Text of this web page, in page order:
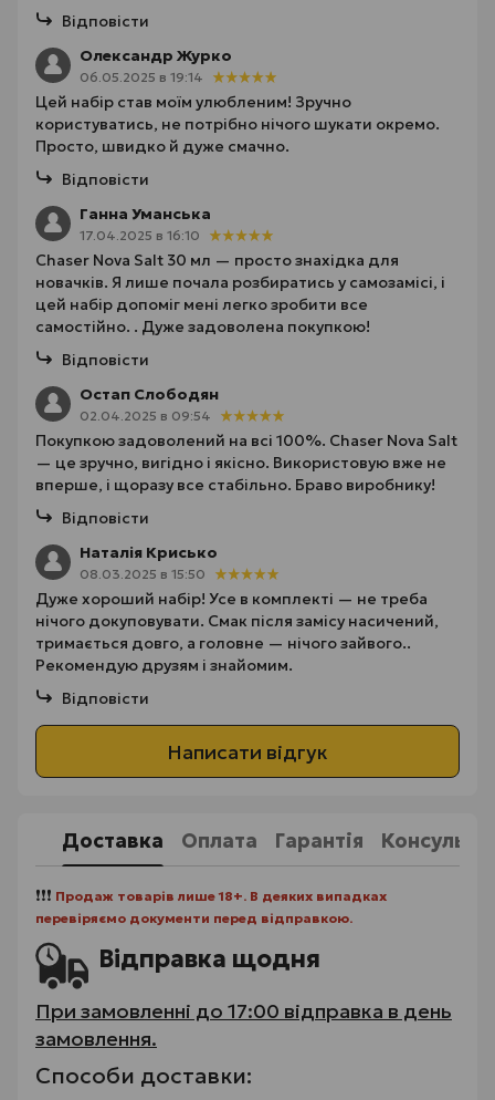
Відповісти
Олександр Журко
06.05.2025 в 19:14
Цей набір став моїм улюбленим! Зручно
користуватись, не потрібно нічого шукати окремо.
Просто, швидко й дуже смачно.
Відповісти
Ганна Уманська
17.04.2025 в 16:10
Chaser Nova Salt 30 мл — просто знахідка для
новачків. Я лише почала розбиратись у самозамісі, і
цей набір допоміг мені легко зробити все
самостійно. . Дуже задоволена покупкою!
Відповісти
Остап Слободян
02.04.2025 в 09:54
Покупкою задоволений на всі 100%. Chaser Nova Salt
— це зручно, вигідно і якісно. Використовую вже не
вперше, і щоразу все стабільно. Браво виробнику!
Відповісти
Наталія Крисько
08.03.2025 в 15:50
Дуже хороший набір! Усе в комплекті — не треба
нічого докуповувати. Смак після замісу насичений,
тримається довго, а головне — нічого зайвого..
Рекомендую друзям і знайомим.
Відповісти
Написати відгук
Доставка Оплата Гарантія
❗❗❗ Продаж товарів лише 18+. В деяких випадках
перевіряємо документи перед відправкою.
Відправка щодня
При замовленні до 17:00 відправка в день
замовлення.
Способи доставки: